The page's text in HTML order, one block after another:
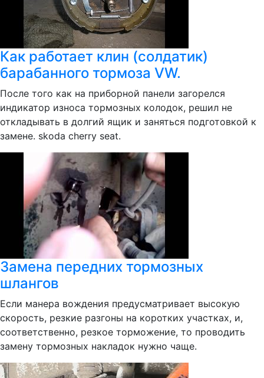
Как работает клин (солдатик)
барабанного тормоза VW.
После того как на приборной панели загорелся
индикатор износа тормозных колодок, решил не
откладывать в долгий ящик и заняться подготовкой к
замене. skoda cherry seat.
Замена передних тормозных
шлангов
Если манера вождения предусматривает высокую
скорость, резкие разгоны на коротких участках, и,
соответственно, резкое торможение, то проводить
замену тормозных накладок нужно чаще.